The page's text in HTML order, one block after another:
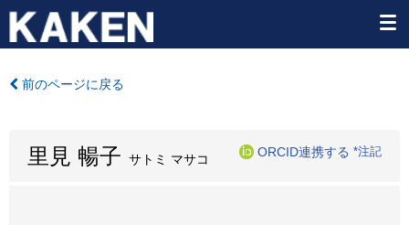
前のページに戻る
里見 暢子 サトミ マサコ
ORCID連携する *注記